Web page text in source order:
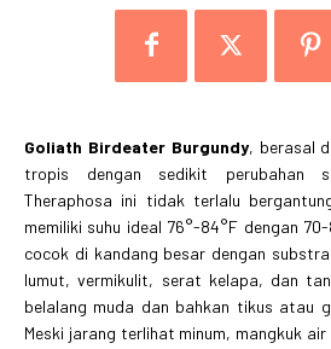
Goliath Birdeater Burgundy, berasal
tropis dengan sedikit perubahan
Theraphosa ini tidak terlalu
memiliki suhu ideal 76°-84°F dengan
cocok di kandang besar dengan
lumut, vermikulit, serat kelapa, dan
belalang muda dan bahkan tikus atau
Meski jarang terlihat minum, mangkuk